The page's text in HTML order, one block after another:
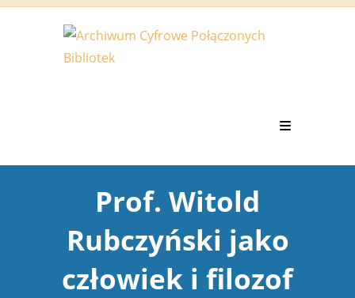
Koniec
Prof. Witold
Rubczyński jako
człowiek i filozof